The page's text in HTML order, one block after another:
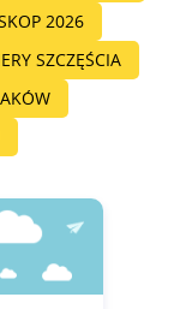
2026
SZCZĘŚCIA